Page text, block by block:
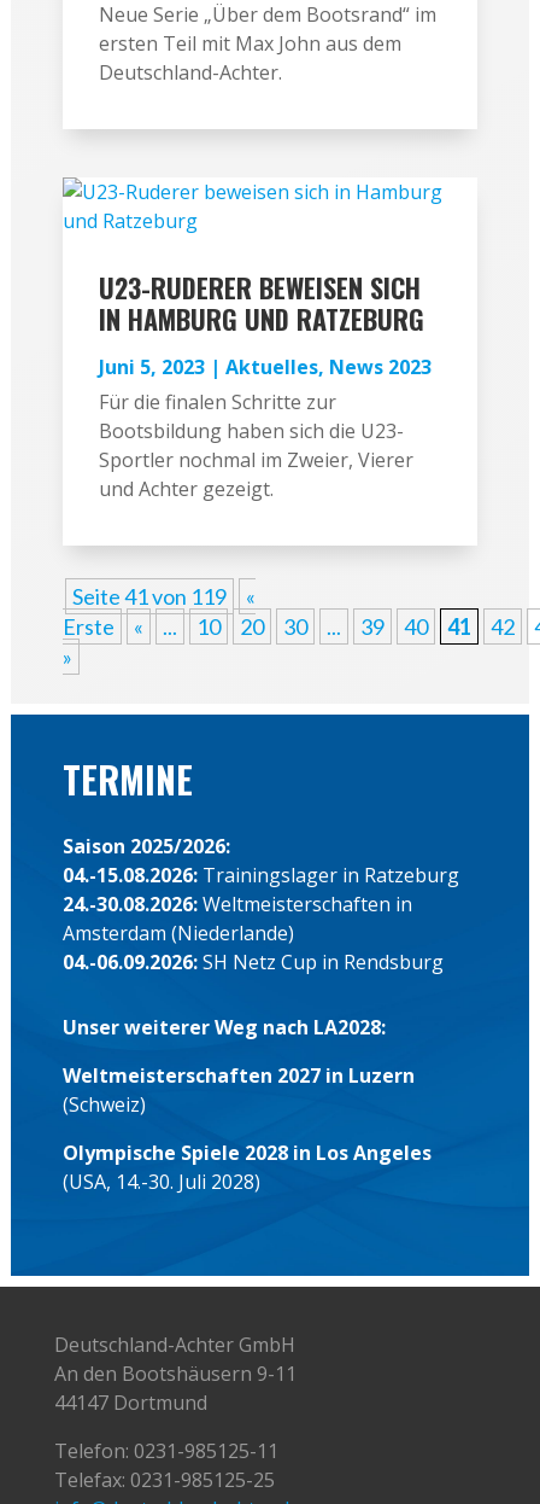
Neue Serie „Über dem Bootsrand“ im
ersten Teil mit Max John aus dem
Deutschland-Achter.
U23-RUDERER BEWEISEN SICH
IN HAMBURG UND RATZEBURG
Juni 5, 2023| Aktuelles, News 2023
Für die finalen Schritte zur
Bootsbildung haben sich die U23-
Sportler nochmal im Zweier, Vierer
und Achter gezeigt.
Seite 41 von 119
«
Erste
« ... 10 20 30 ... 39 40 41 42
»
TERMINE
Saison 2025/2026:
04.-15.08.2026: Trainingslager in Ratzeburg
24.-30.08.2026:Weltmeisterschaften in
Amsterdam (Niederlande)
04.-06.09.2026:SH Netz Cup in Rendsburg
Unser weiterer Weg nach LA2028:
Weltmeisterschaften 2027 in Luzern
(Schweiz)
Olympische Spiele 2028 in Los Angeles
(USA, 14.-30. Juli 2028)
Deutschland-Achter GmbH
An den Bootshäusern 9-11
44147 Dortmund
Telefon: 0231-985125-11
Telefax: 0231-985125-25